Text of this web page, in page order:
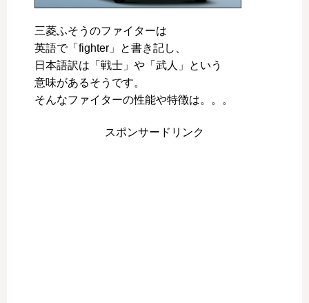
三菱ふそうのファイターは
英語で「fighter」と書き記し、
日本語訳は「戦士」や「武人」という
意味があるそうです。
そんなファイターの性能や特徴は。。。
スポンサードリンク